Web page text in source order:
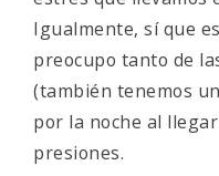
Igualmente, sí que
preocupo tanto de
(también tenemos
por la noche al
presiones.